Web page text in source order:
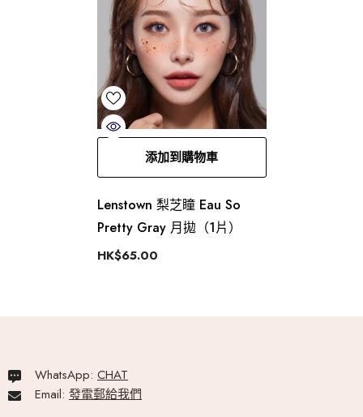
添加到購物車
Lenstown 梨芝瞳 Eau So
Pretty Gray 月拋（1片）
HK$65.00
WhatsApp: CHAT
Email: 發電郵給我們